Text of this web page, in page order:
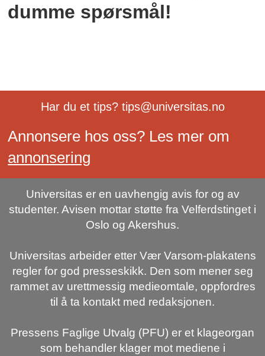
dumme spørsmål!
Har du et tips? tips@universitas.no
Annonsere hos oss? Les mer om
annonsering
Universitas er en uavhengig avis for og av
studenter. Avisen mottar støtte fra Velferdstinget i
Oslo og Akershus.
Universitas arbeider etter Vær Varsom-plakatens
regler for god presseskikk. Den som mener seg
rammet av urettmessig medieomtale, oppfordres
til å ta kontakt med redaksjonen.
Pressens Faglige Utvalg (PFU) er et klageorgan
som behandler klager mot mediene i